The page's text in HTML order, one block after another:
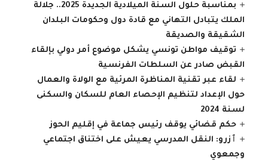
بمناسبة حلول السنة الميلادية الجديدة 2025.. جلالة
الملك يتبادل التهاني مع قادة دول وحكومات البلدان
الشقيقة والصديقة
توقيف مواطن تونسي يشكل موضوع أمر دولي بإلقاء
القبض صادر عن السلطات الفرنسية
لقاء عبر تقنية المناظرة المرئية مع الولاة والعمال
حول الإعداد لتنظيم الإحصاء العام للسكان والسكنى
لسنة 2024
حكم قضائي يوقف رئيس جماعة في إقليم الحوز
ٱزرو: النقل المدرسي يعيش على اختناق اجتماعي
وجمعوي